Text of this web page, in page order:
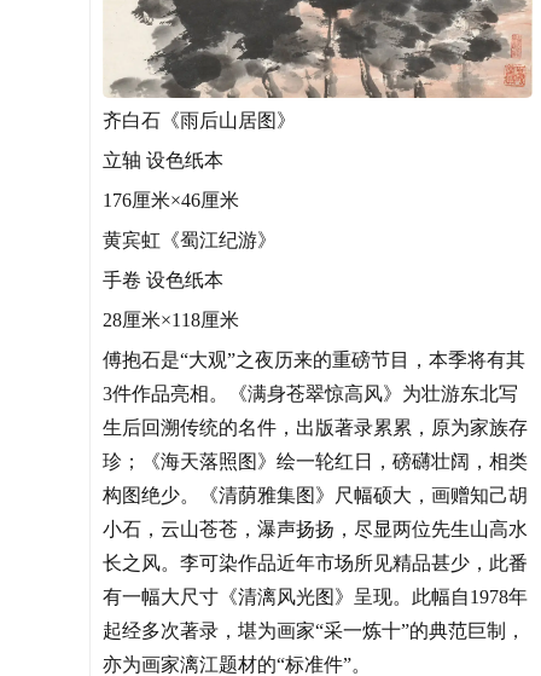
齐白石《雨后山居图》
立轴 设色纸本
176厘米×46厘米
黄宾虹《蜀江纪游》
手卷 设色纸本
28厘米×118厘米
傅抱石是“大观”之夜历来的重磅节目，本季将有其
3件作品亮相。《满身苍翠惊高风》为壮游东北写
生后回溯传统的名件，出版著录累累，原为家族存
珍；《海天落照图》绘一轮红日，磅礴壮阔，相类
构图绝少。《清荫雅集图》尺幅硕大，画赠知己胡
小石，云山苍苍，瀑声扬扬，尽显两位先生山高水
长之风。李可染作品近年市场所见精品甚少，此番
有一幅大尺寸《清漓风光图》呈现。此幅自1978年
起经多次著录，堪为画家“采一炼十”的典范巨制，
亦为画家漓江题材的“标准件”。